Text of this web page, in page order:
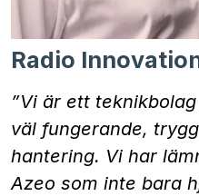
Radio
”Vi är ett
väl fungerande,
hantering. Vi har
Azeo som inte bara